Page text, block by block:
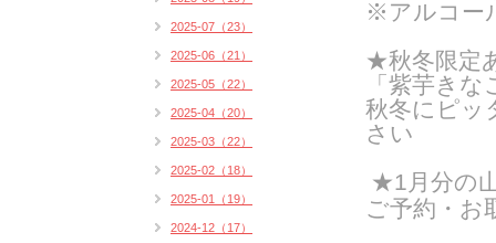
※アルコー
★秋冬限定
「紫芋き
秋冬にピッ
さい
★1月分の
ご予約・お
2025-07（23）
2025-06（21）
2025-05（22）
2025-04（20）
2025-03（22）
2025-02（18）
2025-01（19）
2024-12（17）